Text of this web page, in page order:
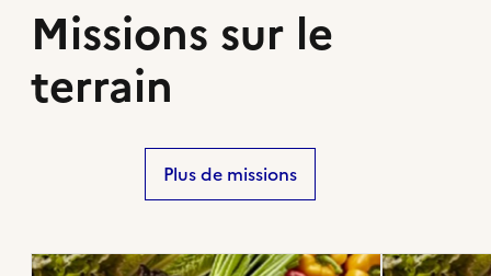
Missions sur le
terrain
Plus de missions